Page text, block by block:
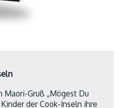
Maori-Gruß „Mögest Du
der Cook-Inseln ihre